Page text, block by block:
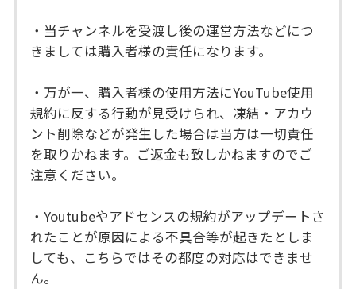
・当チャンネルを受渡し後の運営方法などにつ
きましては購入者様の責任になります。
・万が一、購入者様の使用方法にYouTube使用
規約に反する行動が見受けられ、凍結・アカウ
ント削除などが発生した場合は当方は一切責任
を取りかねます。ご返金も致しかねますのでご
注意ください。
・Youtubeやアドセンスの規約がアップデートさ
れたことが原因による不具合等が起きたとしま
しても、こちらではその都度の対応はできませ
ん。